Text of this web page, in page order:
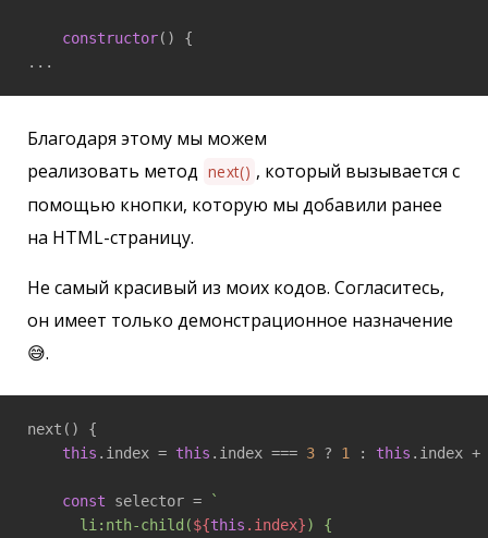
constructor() {
Благодаря этому мы можем
реализовать метод next() , который вызывается с
помощью кнопки, которую мы добавили ранее
на HTML-страницу.
Не самый красивый из моих кодов. Согласитесь,
он имеет только демонстрационное назначение
😅.
next() {
this .index = this .index === 3 ? 1 : this .index +
const selector =
`
      li:nth-child(
${this .index}) {